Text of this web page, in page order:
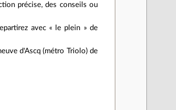
précise, des conseils ou
avec « le plein » de
d'Ascq (métro Triolo) de